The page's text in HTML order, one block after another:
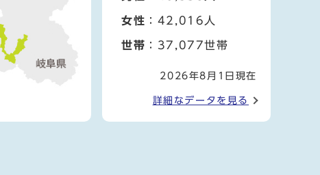
女性 ：42,016人
世帯 ：37,077世帯
2026年8月1日現在
詳細なデータを見る